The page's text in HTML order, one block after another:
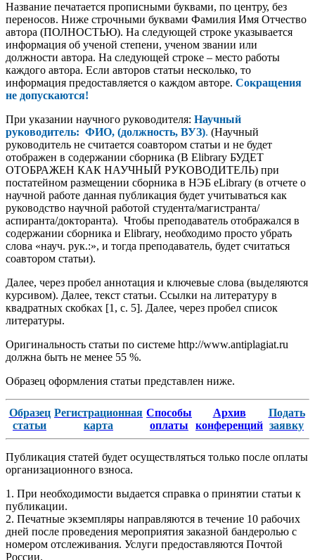
Название печатается прописными буквами, по центру, без
переносов. Ниже строчными буквами Фамилия Имя Отчество
автора (ПОЛНОСТЬЮ). На следующей строке указывается
информация об ученой степени, ученом звании или
должности автора. На следующей строке – место работы
каждого автора. Если авторов статьи несколько, то
информация предоставляется о каждом авторе. Сокращения
не допускаются!
При указании научного руководителя: Научный
руководитель: ФИО, (должность, ВУЗ). (Научный
руководитель не считается соавтором статьи и не будет
отображен в содержании сборника (В Elibrary БУДЕТ
ОТОБРАЖЕН КАК НАУЧНЫЙ РУКОВОДИТЕЛЬ) при
постатейном размещении сборника в НЭБ eLibrary (в отчете о
научной работе данная публикация будет учитываться как
руководство научной работой студента/магистранта/
аспиранта/докторанта). Чтобы преподаватель отображался в
содержании сборника и Elibrary, необходимо просто убрать
слова «науч. рук.:», и тогда преподаватель, будет считаться
соавтором статьи).
Далее, через пробел аннотация и ключевые слова (выделяются
курсивом). Далее, текст статьи. Ссылки на литературу в
квадратных скобках [1, с. 5]. Далее, через пробел список
литературы.
Оригинальность статьи по системе http://www.antiplagiat.ru
должна быть не менее 55 %.
Образец оформления статьи представлен ниже.
Образец
статьи
Регистрационная
карта
Способы
оплаты
Архив
конференций
Подать
заявку
Публикация статей будет осуществляться только после оплаты
организационного взноса.
1. При необходимости выдается справка о принятии статьи к
публикации.
2. Печатные экземпляры направляются в течение 10 рабочих
дней после проведения мероприятия заказной бандеролью с
номером отслеживания. Услуги предоставляются Почтой
России.